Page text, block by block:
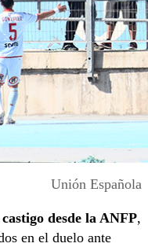
Unión Española
desde la ANFP,
en el duelo ante